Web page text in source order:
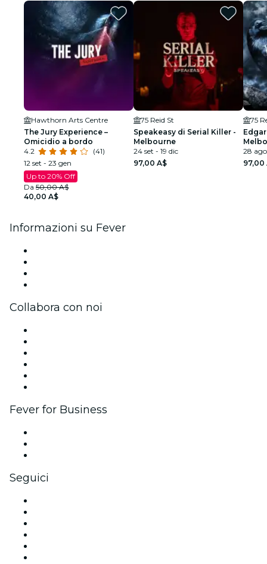
Hawthorn Arts Centre
The Jury Experience –
Omicidio a bordo
4.2
(41)
12 set - 23 gen
Up to 20% Off
Da 50,00 A$
40,00 A$
75 Reid St
Speakeasy di Serial Killer -
Melbourne
24 set - 19 dic
97,00 A$
75
28
97,00
Informazioni su Fever
Collabora con noi
Fever for Business
Seguici